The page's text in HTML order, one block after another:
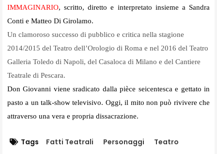
IMMAGINARIO, scritto, diretto e interpretato insieme a Sandra
Conti e Matteo Di Girolamo.
Un clamoroso successo di pubblico e critica nella stagione
2014/2015 del Teatro dell’Orologio di Roma e nel 2016 del Teatro
Galleria Toledo di Napoli, del Casaloca di Milano e del Cantiere
Teatrale di Pescara.
Don Giovanni viene sradicato dalla pièce seicentesca e gettato in
pasto a un talk-show televisivo. Oggi, il mito non può rivivere che
attraverso una vera e propria dissacrazione.
Tags Fatti Teatrali Personaggi Teatro